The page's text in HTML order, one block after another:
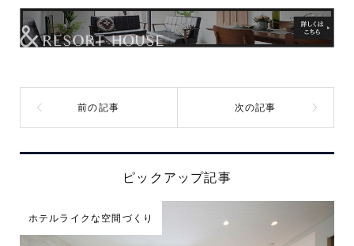
ピックアップ記事
ホテルライクな空間づくり